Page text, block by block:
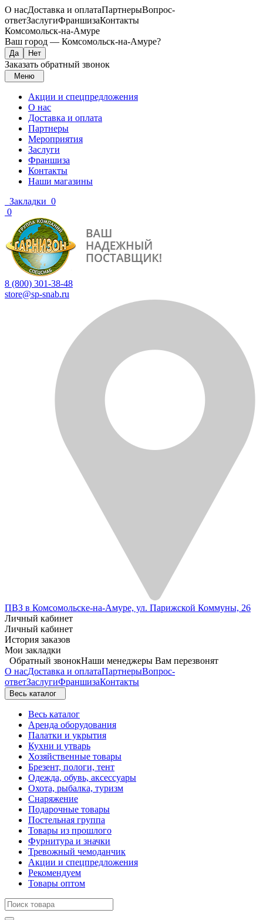
О насДоставка и оплатаПартнерыВопрос-
ответЗаслугиФраншизаКонтакты
Комсомольск-на-Амуре
Ваш город — Комсомольск-на-Амуре?
Заказать обратный звонок
Меню
Акции и спецпредложения
О нас
Доставка и оплата
Партнеры
Мероприятия
Заслуги
Франшиза
Контакты
Наши магазины
Закладки 0
0
8 (800) 301-38-48
store@sp-snab.ru
ПВЗ в Комсомольске-на-Амуре, ул. Парижской Коммуны, 26
Личный кабинет
Личный кабинет
История заказов
Мои закладки
Обратный звонокНаши менеджеры Вам перезвонят
О насДоставка и оплатаПартнерыВопрос-
ответЗаслугиФраншизаКонтакты
Весь каталог
Весь каталог
Аренда оборудования
Палатки и укрытия
Кухни и утварь
Хозяйственные товары
Брезент, пологи, тент
Одежда, обувь, аксессуары
Охота, рыбалка, туризм
Снаряжение
Подарочные товары
Постельная группа
Товары из прошлого
Фурнитура и значки
Тревожный чемоданчик
Акции и спецпредложения
Рекомендуем
Товары оптом